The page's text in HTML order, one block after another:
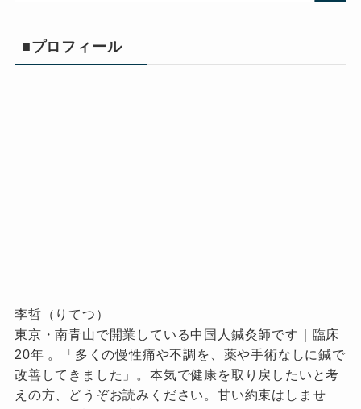
■プロフィール
李哲（りてつ）
東京・南青山で開業している中国人鍼灸師です｜臨床
20年 。「多くの慢性痛や不調を、薬や手術なしに鍼で
改善してきました」。本気で健康を取り戻したいと考
えの方、どうぞお読みください。甘い約束はしませ